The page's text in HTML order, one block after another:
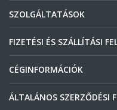
SZOLGÁLTATÁSOK
FIZETÉSI ÉS SZÁLLÍTÁSI
CÉGINFORMÁCIÓK
ÁLTALÁNOS SZERZŐDÉSI